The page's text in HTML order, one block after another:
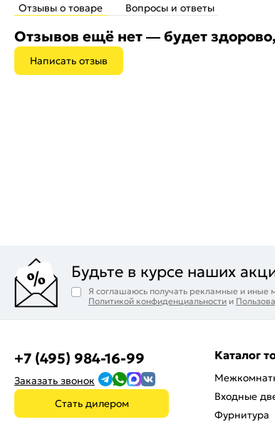
Отзывы о товаре Вопросы и ответы
Отзывов ещё нет — будет
Написать отзыв
Будьте в курсе наших
Я соглашаюсь получать рекламные и иные
Политикой конфиденциальности и
+7 (495) 984-16-99
Заказать звонок
Стать дилером
Каталог
Входные
Фурнитура